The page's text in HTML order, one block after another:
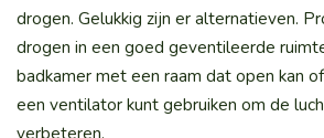
drogen. Gelukkig zijn er alternatieven.
drogen in een goed geventileerde
badkamer met een raam dat open kan
een ventilator kunt gebruiken om de